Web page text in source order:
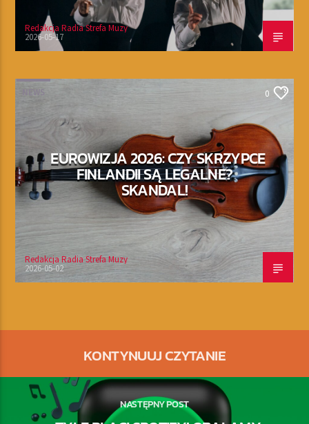
Redakcja Radia Strefa Muzy
2026-05-17
NEWS 0
EUROWIZJA 2026: CZY SKRZYPCE
FINLANDII SĄ LEGALNE?
SKANDAL!
Redakcja Radia Strefa Muzy
2026-05-02
KONTYNUUJ CZYTANIE
NASTĘPNY POST